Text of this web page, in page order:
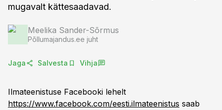
mugavalt kättesaadavad.
Meelika Sander-Sõrmus
Põllumajandus.ee juht
Jaga Salvesta Vihja
Ilmateenistuse Facebooki lehelt
https://www.facebook.com/eesti.ilmateenistus saab